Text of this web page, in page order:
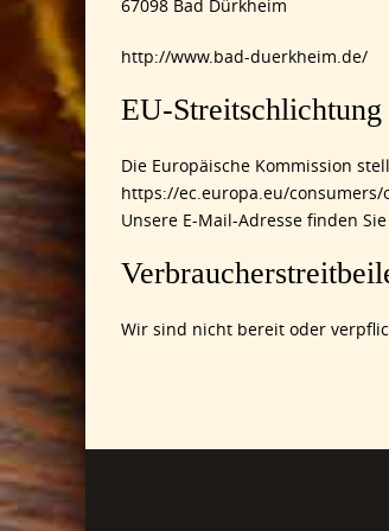
67098 Bad Dürkheim
http://www.bad-duerkheim.de/
EU-Streitschlichtung
Die Europäische Kommission
https://ec.europa.eu/consumers/
Unsere E-Mail-Adresse finden
Wir sind nicht bereit oder